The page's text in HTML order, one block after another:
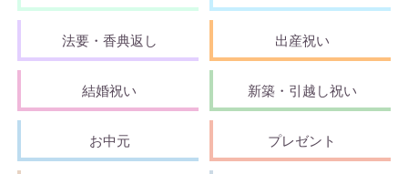
法要・香典返し 出産祝い
結婚祝い 新築・引越し祝い
お中元 プレゼント